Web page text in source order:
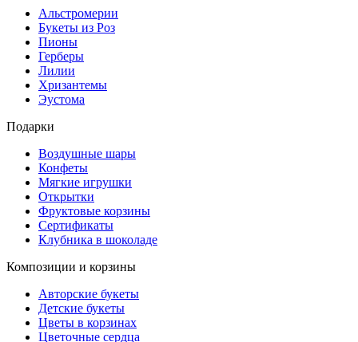
Альстромерии
Букеты из Роз
Пионы
Герберы
Лилии
Хризантемы
Эустома
Подарки
Воздушные шары
Конфеты
Мягкие игрушки
Открытки
Фруктовые корзины
Сертификаты
Клубника в шоколаде
Композиции и корзины
Авторские букеты
Детские букеты
Цветы в корзинах
Цветочные сердца